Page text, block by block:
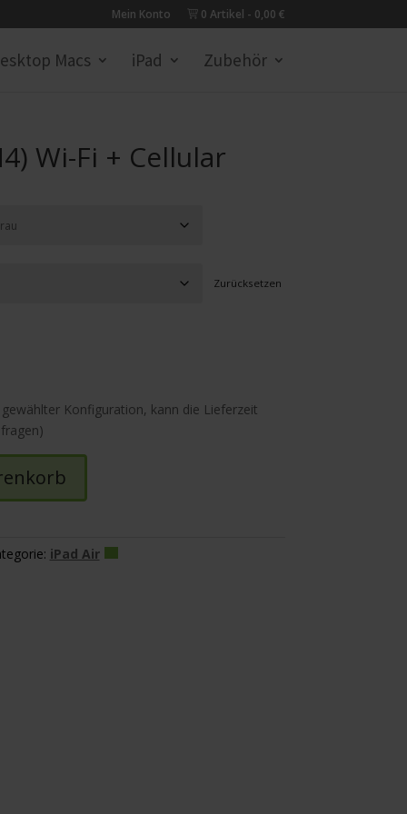
Mein Konto 0 Artikel 0,00 €
Macs iPad Zubehör
Wi-Fi + Cellular
Zurücksetzen
Konfiguration, kann die Lieferzeit
iPad Air